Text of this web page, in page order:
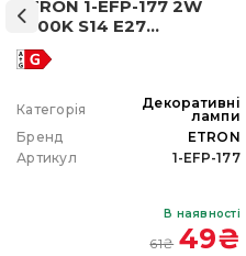
ETRON 1-EFP-177 2W
2500K S14 E27
позолочене скло
Категорія
Декоративні
лампи
Бренд
ETRON
Артикул
1-EFP-177
В наявності
61₴ 49₴